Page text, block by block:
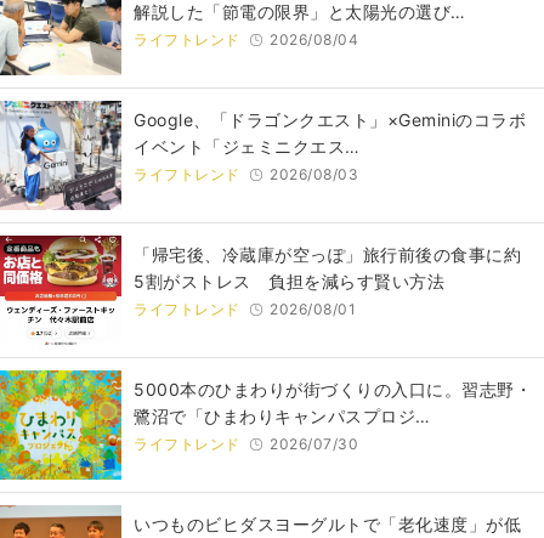
解説した「節電の限界」と太陽光の選び…
ライフトレンド 2026/08/04
Google、「ドラゴンクエスト」×Geminiのコラボ
イベント「ジェミニクエス…
ライフトレンド 2026/08/03
「帰宅後、冷蔵庫が空っぽ」旅行前後の食事に約
5割がストレス 負担を減らす賢い方法
ライフトレンド 2026/08/01
5000本のひまわりが街づくりの入口に。習志野・
鷺沼で「ひまわりキャンパスプロジ…
ライフトレンド 2026/07/30
いつものビヒダスヨーグルトで「老化速度」が低